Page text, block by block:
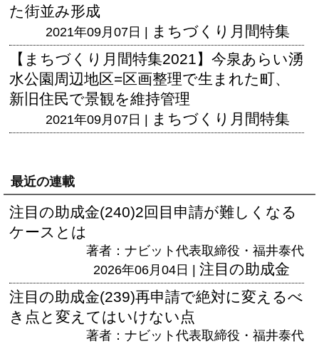
た街並み形成
2021年09月07日 | まちづくり月間特集
【まちづくり月間特集2021】今泉あらい湧
水公園周辺地区=区画整理で生まれた町、
新旧住民で景観を維持管理
2021年09月07日 | まちづくり月間特集
最近の連載
注目の助成金(240)2回目申請が難しくなる
ケースとは
著者：ナビット代表取締役・福井泰代
2026年06月04日 | 注目の助成金
注目の助成金(239)再申請で絶対に変えるべ
き点と変えてはいけない点
著者：ナビット代表取締役・福井泰代